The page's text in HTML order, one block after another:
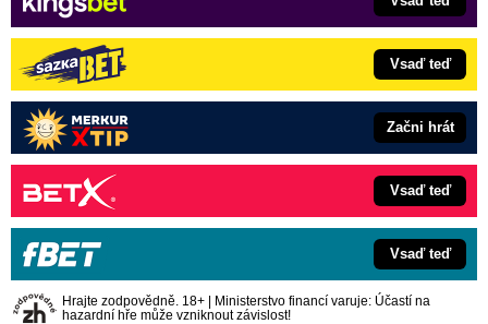
Vsaď teď
Začni hrát
Vsaď teď
Vsaď teď
Hrajte zodpovědně. 18+ | Ministerstvo financí varuje: Účastí na
hazardní hře může vzniknout závislost!